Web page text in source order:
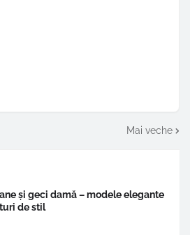
Mai veche
și geci damă – modele elegante
de stil